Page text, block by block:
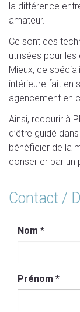
la différence
amateur.
Ce sont des
utilisées pour les
Mieux, ce
intérieure fait en
agencement en
Ainsi, recourir à
d’être guidé
bénéficier de la
conseiller par un
Contact /
Nom *
Prénom *